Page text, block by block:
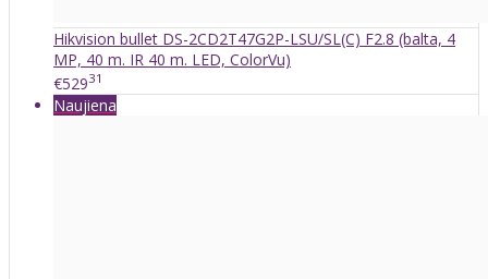
Hikvision bullet DS-2CD2T47G2P-LSU/SL(C) F2.8 (balta, 4
MP, 40 m. IR 40 m. LED, ColorVu)
€52931
Naujiena